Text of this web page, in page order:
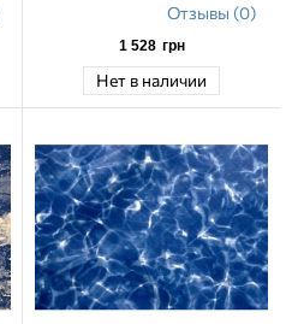
Отзывы (0)
1 528 грн
Нет в наличии